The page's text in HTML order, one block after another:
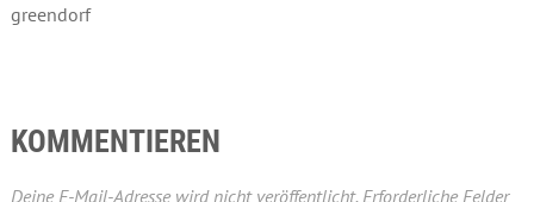
greendorf
KOMMENTIEREN
Deine E-Mail-Adresse wird nicht veröffentlicht. Erforderliche Felder